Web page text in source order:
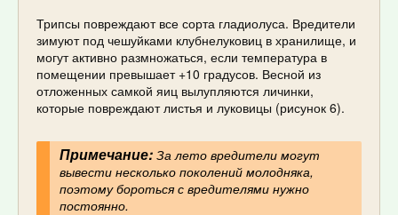
Трипсы повреждают все сорта гладиолуса. Вредители
зимуют под чешуйками клубнелуковиц в хранилище, и
могут активно размножаться, если температура в
помещении превышает +10 градусов. Весной из
отложенных самкой яиц вылупляются личинки,
которые повреждают листья и луковицы (рисунок 6).
Примечание:За лето вредители могут
вывести несколько поколений молодняка,
поэтому бороться с вредителями нужно
постоянно.